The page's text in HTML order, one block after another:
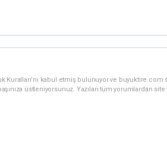
Kuralları’nı kabul etmiş bulunuyor ve buyuktire.com
üstleniyorsunuz. Yazılan tüm yorumlardan